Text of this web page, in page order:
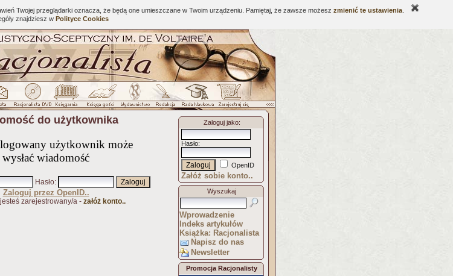
Twojej przeglądarki oznacza, że będą one umieszczane w Twoim urządzeniu. Pamiętaj, że zawsze możesz zmienić te ustawienia
znajdziesz w Polityce Cookies
do użytkownika
użytkownik może
wysłać wiadomość
Hasło:
Zaloguj przez OpenID..
zarejestrowany/a - załóż konto..
Zaloguj jako:
Hasło:
OpenID
Załóż sobie konto..
Wyszukaj
Wprowadzenie
Indeks artykułów
Książka: Racjonalista
Napisz do nas
Newsletter
Promocja Racjonalisty